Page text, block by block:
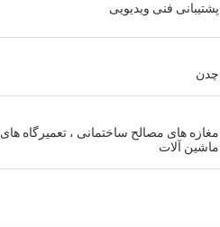
پشتیبانی فنی ویدیویی
چدن
مغازه های مصالح ساختمانی ، تعمیرگاه های
ماشین آلات